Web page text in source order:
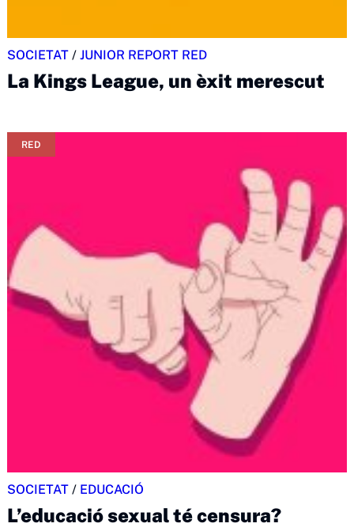
SOCIETAT / JUNIOR REPORT RED
La Kings League, un èxit merescut
RED
SOCIETAT / EDUCACIÓ
L’educació sexual té censura?